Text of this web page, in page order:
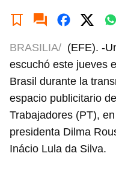
BRASILIA/ (EFE). -
escuchó este jueves
Brasil durante la
espacio publicitario
Trabajadores (PT),
presidenta Dilma
Inácio Lula da Silva.